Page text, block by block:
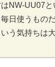
NW-UU07と
日使うもの
う気持ちは